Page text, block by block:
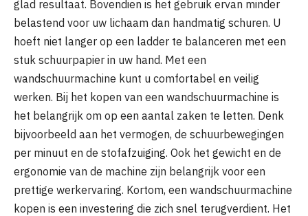
glad resultaat. Bovendien is het gebruik ervan minder
belastend voor uw lichaam dan handmatig schuren. U
hoeft niet langer op een ladder te balanceren met een
stuk schuurpapier in uw hand. Met een
wandschuurmachine kunt u comfortabel en veilig
werken. Bij het kopen van een wandschuurmachine is
het belangrijk om op een aantal zaken te letten. Denk
bijvoorbeeld aan het vermogen, de schuurbewegingen
per minuut en de stofafzuiging. Ook het gewicht en de
ergonomie van de machine zijn belangrijk voor een
prettige werkervaring. Kortom, een wandschuurmachine
kopen is een investering die zich snel terugverdient. Het